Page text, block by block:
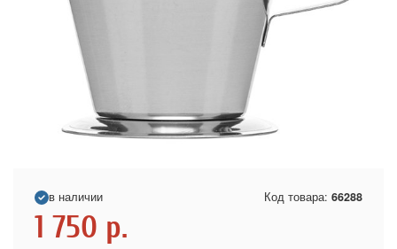
в наличии Код товара: 66288
1 750 р.